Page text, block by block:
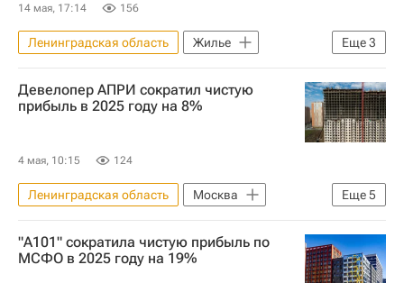
14 мая, 17:14 156
Еще3
Ленинградская область
Жилье
Москва
Санкт-Петербург
"Дом.РФ"
Девелопер АПРИ сократил чистую
прибыль в 2025 году на 8%
4 мая, 10:15 124
Еще5
Ленинградская область
Москва
Челябинская область
Московская биржа
Строительство
"А101" сократила чистую прибыль по
МСФО в 2025 году на 19%